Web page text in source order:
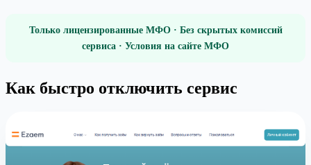
Только лицензированные МФО · Без скрытых комиссий
сервиса · Условия на сайте МФО
Как быстро отключить сервис